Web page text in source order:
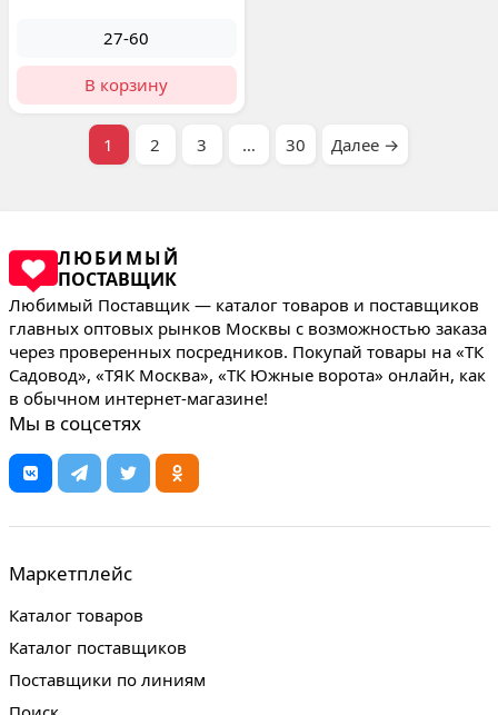
27-60
В корзину
1 2 3 … 30 Далее →
ЛЮБИМЫЙ
ПОСТАВЩИК
Любимый Поставщик — каталог товаров и поставщиков
главных оптовых рынков Москвы с возможностью заказа
через проверенных посредников. Покупай товары на «ТК
Садовод», «ТЯК Москва», «ТК Южные ворота» онлайн, как
в обычном интернет-магазине!
Мы в соцсетях
Маркетплейс
Каталог товаров
Каталог поставщиков
Поставщики по линиям